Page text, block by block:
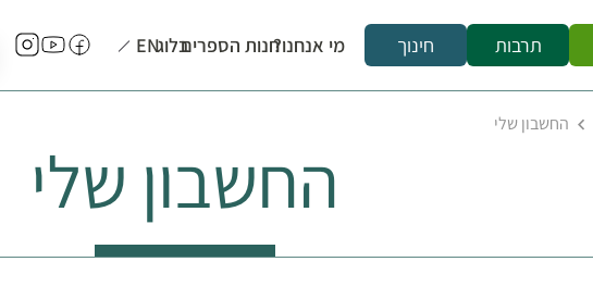
תרבות חינוך מי אנחנו?חנות הספריםבלוגEN
החשבון שלי
החשבון שלי